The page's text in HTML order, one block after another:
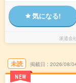
気になる!
派遣会社
未読
NEW
掲載日 2026/08/